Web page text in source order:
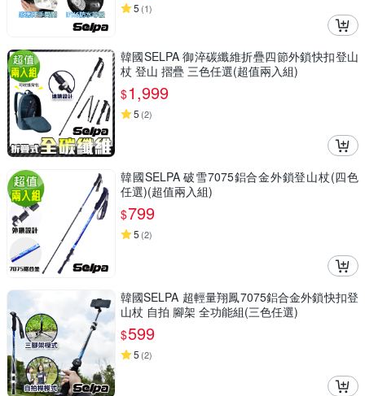
5 (1)
韓國SELPA 御淬碳纖維折疊四節外鎖快扣登山
杖 登山 摺疊 三色任選(超值兩入組)
$1,999
5 (2)
韓國SELPA 破雪7075鋁合金外鎖登山杖(四色
任選)(超值兩入組)
$799
5 (2)
韓國SELPA 超輕量翔鳳7075鋁合金外鎖快扣登
山杖 自拍 腳架 全功能組(三色任選)
$599
5 (2)